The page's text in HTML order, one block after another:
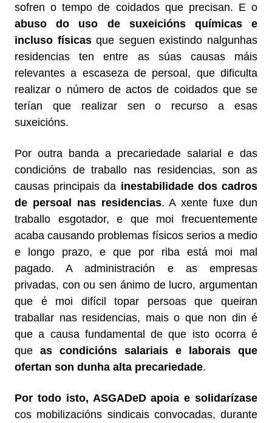
sofren o tempo de coidados que precisan. E o
abuso do uso de suxeicións químicas e
incluso físicasque seguen existindo nalgunhas
residencias ten entre as súas causas máis
relevantes a escaseza de persoal, que dificulta
realizar o número de actos de coidados que se
terían que realizar sen o recurso a esas
suxeicións.
Por outra banda a precariedade salarial e das
condicións de traballo nas residencias, son as
causas principais da inestabilidade dos cadros
de persoal nas residencias. A xente fuxe dun
traballo esgotador, e que moi frecuentemente
acaba causando problemas físicos serios a medio
e longo prazo, e que por riba está moi mal
pagado. A administración e as empresas
privadas, con ou sen ánimo de lucro, argumentan
que é moi difícil topar persoas que queiran
traballar nas residencias, mais o que non din é
que a causa fundamental de que isto ocorra é
que as condicións salariais e laborais que
ofertan son dunha alta precariedade.
Por todo isto, ASGADeD apoia e solidarízase
cos mobilizacións sindicais convocadas, durante